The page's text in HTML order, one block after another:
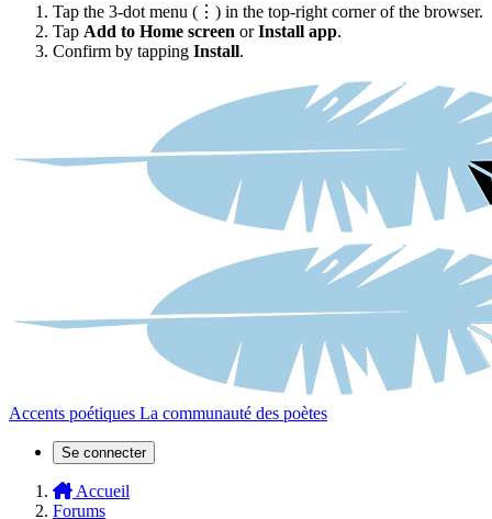
Tap the 3-dot menu (⋮) in the top-right corner of the browser.
Tap Add to Home screen orInstall app.
Confirm by tapping Install.
Accents poétiques La communauté des poètes
Se connecter
Accueil
Forums